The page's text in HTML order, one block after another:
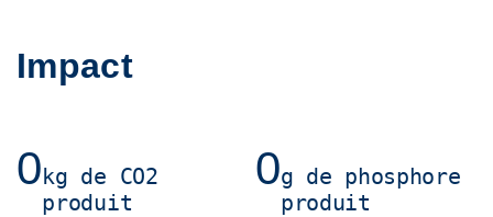
Impact
0kg de CO2
produit
0g de phosphore
produit